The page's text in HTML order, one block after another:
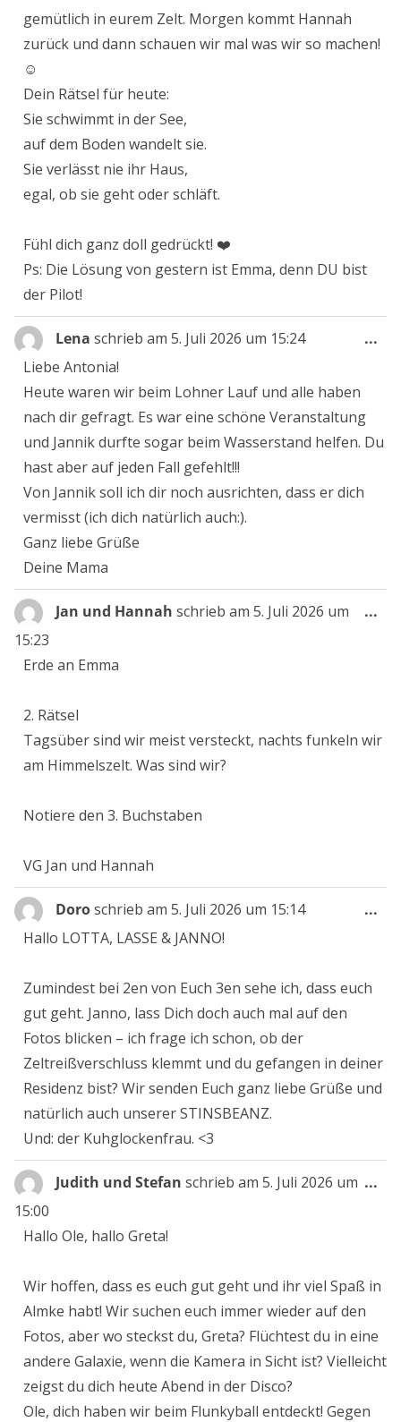
gemütlich in eurem Zelt. Morgen kommt Hannah
zurück und dann schauen wir mal was wir so machen!
☺️
Dein Rätsel für heute:
Sie schwimmt in der See,
auf dem Boden wandelt sie.
Sie verlässt nie ihr Haus,
egal, ob sie geht oder schläft.
Fühl dich ganz doll gedrückt! ❤️
Ps: Die Lösung von gestern ist Emma, denn DU bist
der Pilot!
Lena schrieb am 5. Juli 2026 um 15:24
Liebe Antonia!
Heute waren wir beim Lohner Lauf und alle haben
nach dir gefragt. Es war eine schöne Veranstaltung
und Jannik durfte sogar beim Wasserstand helfen. Du
hast aber auf jeden Fall gefehlt!!!
Von Jannik soll ich dir noch ausrichten, dass er dich
vermisst (ich dich natürlich auch:).
Ganz liebe Grüße
Deine Mama
...
Jan und Hannah schrieb am 5. Juli 2026 um
15:23
Erde an Emma
2. Rätsel
Tagsüber sind wir meist versteckt, nachts funkeln wir
am Himmelszelt. Was sind wir?
Notiere den 3. Buchstaben
VG Jan und Hannah
...
Doroschrieb am 5. Juli 2026 um 15:14
Hallo LOTTA, LASSE & JANNO!
Zumindest bei 2en von Euch 3en sehe ich, dass euch
gut geht. Janno, lass Dich doch auch mal auf den
Fotos blicken – ich frage ich schon, ob der
Zeltreißverschluss klemmt und du gefangen in deiner
Residenz bist? Wir senden Euch ganz liebe Grüße und
natürlich auch unserer STINSBEANZ.
Und: der Kuhglockenfrau. <3
...
Judith und Stefan schrieb am 5. Juli 2026 um
15:00
Hallo Ole, hallo Greta!
Wir hoffen, dass es euch gut geht und ihr viel Spaß in
Almke habt! Wir suchen euch immer wieder auf den
Fotos, aber wo steckst du, Greta? Flüchtest du in eine
andere Galaxie, wenn die Kamera in Sicht ist? Vielleicht
zeigst du dich heute Abend in der Disco?
Ole, dich haben wir beim Flunkyball entdeckt! Gegen
...